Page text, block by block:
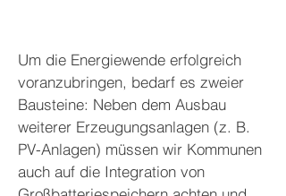
Um die Energiewende erfolgreich
voranzubringen, bedarf es zweier
Bausteine: Neben dem Ausbau
weiterer Erzeugungsanlagen (z. B.
PV-Anlagen) müssen wir Kommunen
auch auf die Integration von